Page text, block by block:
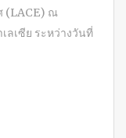
(LACE) ณ
เซีย ระหว่างวันที่